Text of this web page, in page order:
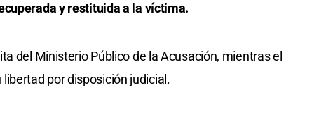
y restituida a la víctima.
del Ministerio Público de la Acusación, mientras el
por disposición judicial.